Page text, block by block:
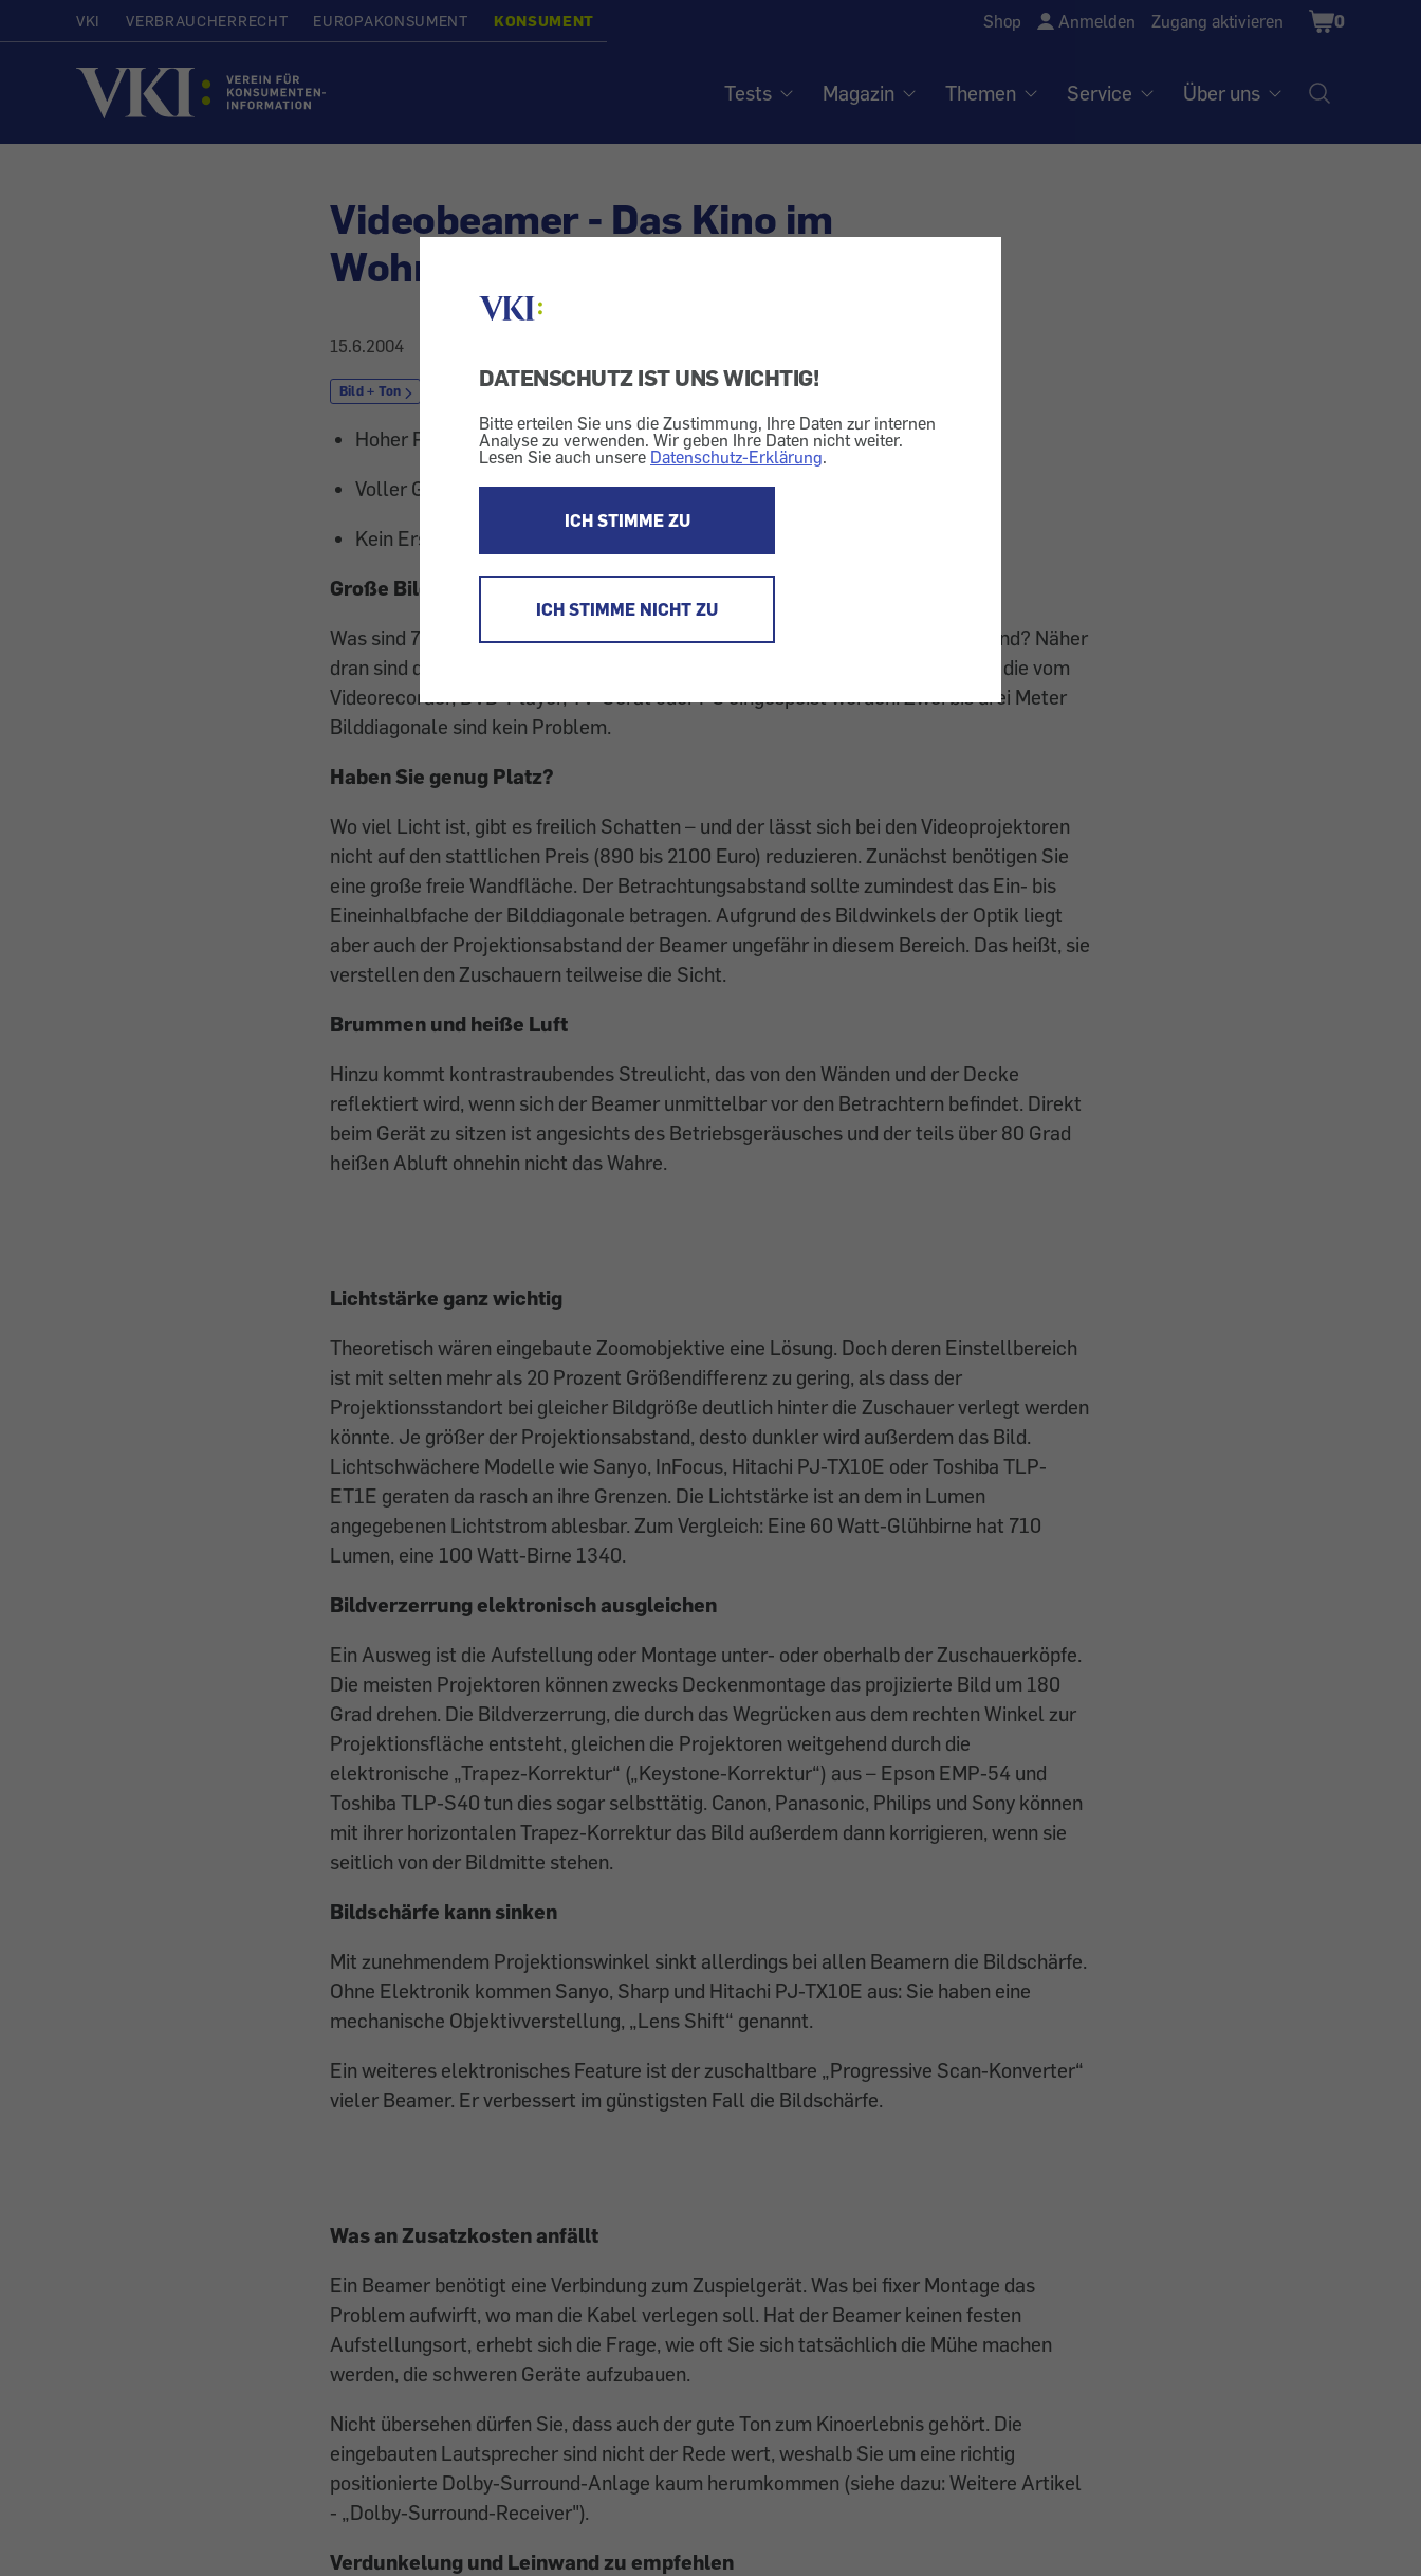
DATENSCHUTZ IST UNS WICHTIG!
Bitte erteilen Sie uns die Zustimmung, Ihre Daten zur internen
Analyse zu verwenden. Wir geben Ihre Daten nicht weiter.
Lesen Sie auch unsere Datenschutz-Erklärung.
ICH STIMME ZU
ICH STIMME NICHT ZU
VKI VERBRAUCHERRECHT EUROPAKONSUMENT KONSUMENT Shop Anmelden Zugang aktivieren
Shopping
Cart
0
Startseite
Tests Magazin Themen Service Über uns
Videobeamer - Das Kino im
Wohnzimmer
15.6.2004
Bild + Ton Unterhaltungselektronik
Hoher Platzbedarf
Voller Genuss nur mit Tonanlage
Kein Ersatz für den Fernsehapparat
Große Bilder an der Wand
Was sind 70 bis 100 Zentimeter TV-Bildschirmdiagonale gegen die Kinoleinwand? Näher
dran sind digitale Videoprojektoren („Beamer“). Sie werfen Bilder an die Wand, die vom
Videorecorder, DVD-Player, TV-Gerät oder PC eingespeist werden. Zwei bis drei Meter
Bilddiagonale sind kein Problem.
Haben Sie genug Platz?
Wo viel Licht ist, gibt es freilich Schatten – und der lässt sich bei den Videoprojektoren
nicht auf den stattlichen Preis (890 bis 2100 Euro) reduzieren. Zunächst benötigen Sie
eine große freie Wandfläche. Der Betrachtungsabstand sollte zumindest das Ein- bis
Eineinhalbfache der Bilddiagonale betragen. Aufgrund des Bildwinkels der Optik liegt
aber auch der Projektionsabstand der Beamer ungefähr in diesem Bereich. Das heißt, sie
verstellen den Zuschauern teilweise die Sicht.
Brummen und heiße Luft
Hinzu kommt kontrastraubendes Streulicht, das von den Wänden und der Decke
reflektiert wird, wenn sich der Beamer unmittelbar vor den Betrachtern befindet. Direkt
beim Gerät zu sitzen ist angesichts des Betriebsgeräusches und der teils über 80 Grad
heißen Abluft ohnehin nicht das Wahre.
Lichtstärke ganz wichtig
Theoretisch wären eingebaute Zoomobjektive eine Lösung. Doch deren Einstellbereich
ist mit selten mehr als 20 Prozent Größendifferenz zu gering, als dass der
Projektionsstandort bei gleicher Bildgröße deutlich hinter die Zuschauer verlegt werden
könnte. Je größer der Projektionsabstand, desto dunkler wird außerdem das Bild.
Lichtschwächere Modelle wie Sanyo, InFocus, Hitachi PJ-TX10E oder Toshiba TLP-
ET1E geraten da rasch an ihre Grenzen. Die Lichtstärke ist an dem in Lumen
angegebenen Lichtstrom ablesbar. Zum Vergleich: Eine 60 Watt-Glühbirne hat 710
Lumen, eine 100 Watt-Birne 1340.
Bildverzerrung elektronisch ausgleichen
Ein Ausweg ist die Aufstellung oder Montage unter- oder oberhalb der Zuschauerköpfe.
Die meisten Projektoren können zwecks Deckenmontage das projizierte Bild um 180
Grad drehen. Die Bildverzerrung, die durch das Wegrücken aus dem rechten Winkel zur
Projektionsfläche entsteht, gleichen die Projektoren weitgehend durch die
elektronische „Trapez-Korrektur“ („Keystone-Korrektur“) aus – Epson EMP-54 und
Toshiba TLP-S40 tun dies sogar selbsttätig. Canon, Panasonic, Philips und Sony können
mit ihrer horizontalen Trapez-Korrektur das Bild außerdem dann korrigieren, wenn sie
seitlich von der Bildmitte stehen.
Bildschärfe kann sinken
Mit zunehmendem Projektionswinkel sinkt allerdings bei allen Beamern die Bildschärfe.
Ohne Elektronik kommen Sanyo, Sharp und Hitachi PJ-TX10E aus: Sie haben eine
mechanische Objektivverstellung, „Lens Shift“ genannt.
Ein weiteres elektronisches Feature ist der zuschaltbare „Progressive Scan-Konverter“
vieler Beamer. Er verbessert im günstigsten Fall die Bildschärfe.
Was an Zusatzkosten anfällt
Ein Beamer benötigt eine Verbindung zum Zuspielgerät. Was bei fixer Montage das
Problem aufwirft, wo man die Kabel verlegen soll. Hat der Beamer keinen festen
Aufstellungsort, erhebt sich die Frage, wie oft Sie sich tatsächlich die Mühe machen
werden, die schweren Geräte aufzubauen.
Nicht übersehen dürfen Sie, dass auch der gute Ton zum Kinoerlebnis gehört. Die
eingebauten Lautsprecher sind nicht der Rede wert, weshalb Sie um eine richtig
positionierte Dolby-Surround-Anlage kaum herumkommen (siehe dazu: Weitere Artikel
- „Dolby-Surround-Receiver").
Verdunkelung und Leinwand zu empfehlen